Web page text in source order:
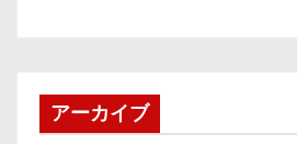
アーカイブ